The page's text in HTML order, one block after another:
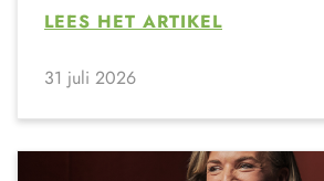
LEES HET ARTIKEL
31 juli 2026